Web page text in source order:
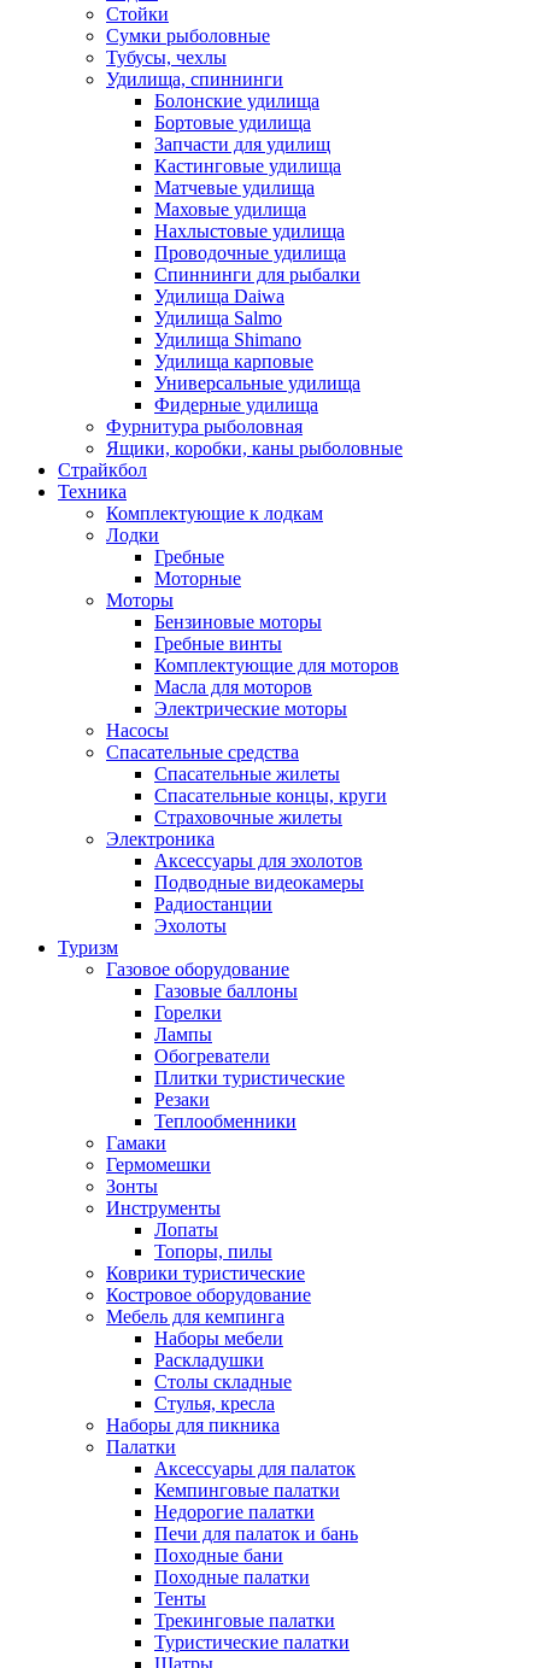
Стойки
Сумки рыболовные
Тубусы, чехлы
Удилища, спиннинги
Болонские удилища
Бортовые удилища
Запчасти для удилищ
Кастинговые удилища
Матчевые удилища
Маховые удилища
Нахлыстовые удилища
Проводочные удилища
Спиннинги для рыбалки
Удилища Daiwa
Удилища Salmo
Удилища Shimano
Удилища карповые
Универсальные удилища
Фидерные удилища
Фурнитура рыболовная
Ящики, коробки, каны рыболовные
Страйкбол
Техника
Комплектующие к лодкам
Лодки
Гребные
Моторные
Моторы
Бензиновые моторы
Гребные винты
Комплектующие для моторов
Масла для моторов
Электрические моторы
Насосы
Спасательные средства
Спасательные жилеты
Спасательные концы, круги
Страховочные жилеты
Электроника
Аксессуары для эхолотов
Подводные видеокамеры
Радиостанции
Эхолоты
Туризм
Газовое оборудование
Газовые баллоны
Горелки
Лампы
Обогреватели
Плитки туристические
Резаки
Теплообменники
Гамаки
Гермомешки
Зонты
Инструменты
Лопаты
Топоры, пилы
Коврики туристические
Костровое оборудование
Мебель для кемпинга
Наборы мебели
Раскладушки
Столы складные
Стулья, кресла
Наборы для пикника
Палатки
Аксессуары для палаток
Кемпинговые палатки
Недорогие палатки
Печи для палаток и бань
Походные бани
Походные палатки
Тенты
Трекинговые палатки
Туристические палатки
Шатры